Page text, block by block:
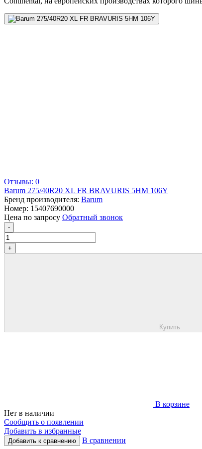
Отзывы: 0
Barum 275/40R20 XL FR BRAVURIS 5HM 106Y
Бренд производителя: Barum
Номер: 15407690000
Цена по запросу Обратный звонок
-
+
Купить
В корзине
Нет в наличии
Сообщить о появлении
Добавить в избранные
Добавить к сравнению В сравнении